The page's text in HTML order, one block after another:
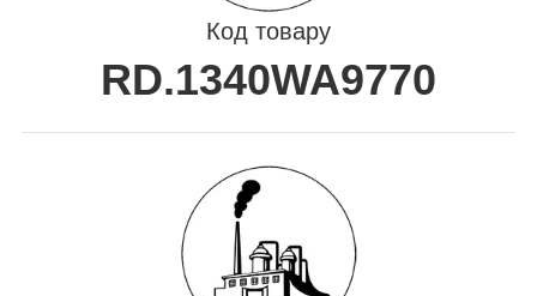
Код товару
RD.1340WA9770